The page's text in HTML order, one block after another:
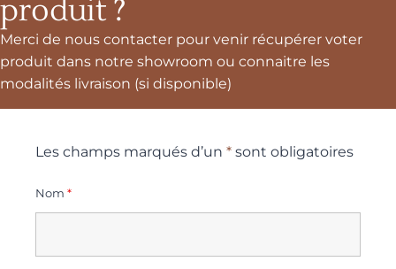
produit ?
Merci de nous contacter pour venir récupérer voter
produit dans notre showroom ou connaitre les
modalités livraison (si disponible)
Les champs marqués d’un * sont obligatoires
Nom *